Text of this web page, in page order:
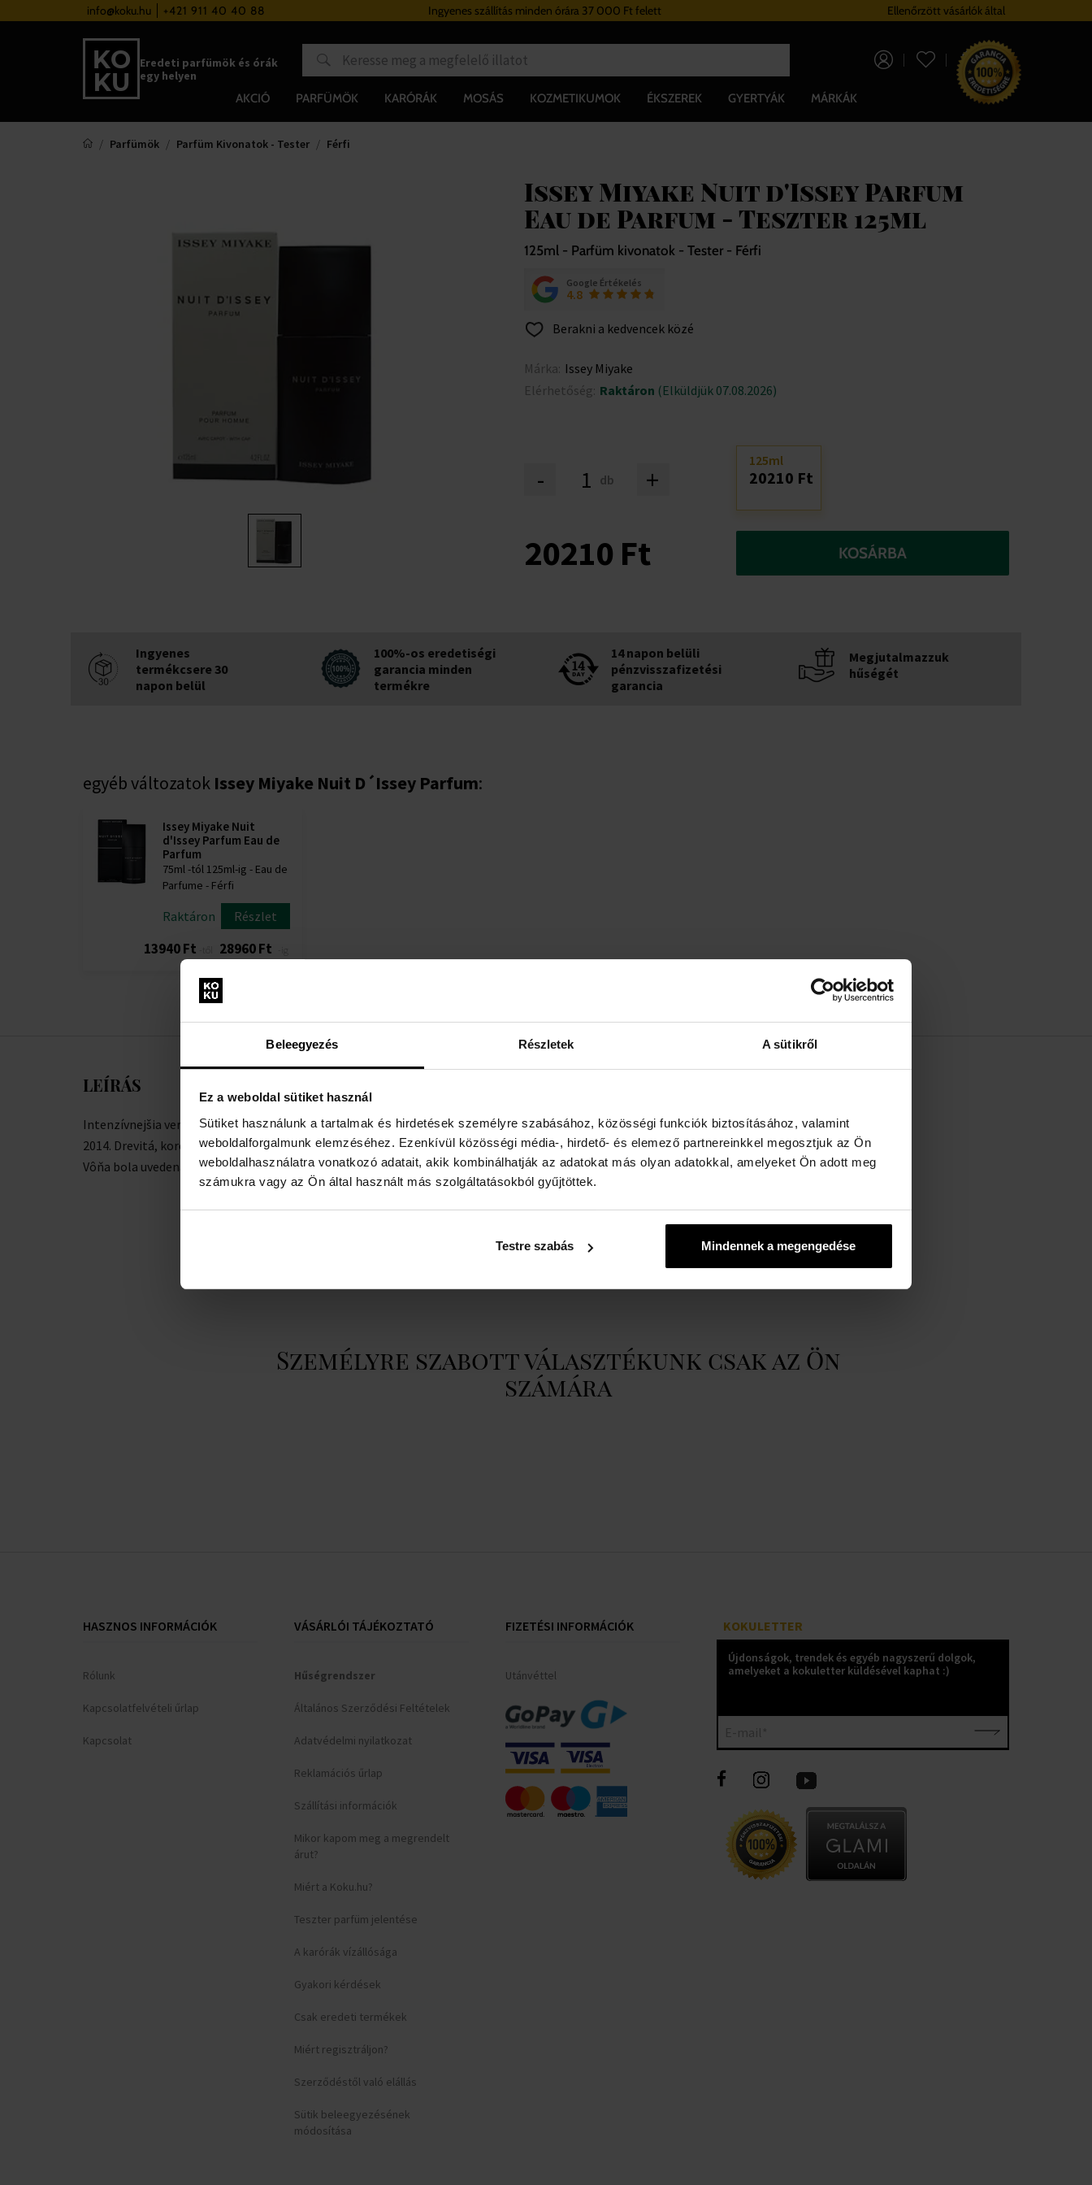
Beleegyezés Részletek A sütikről
Ez a weboldal sütiket használ
Sütiket használunk a tartalmak és hirdetések személyre szabásához, közösségi funkciók biztosításához, valamint
weboldalforgalmunk elemzéséhez. Ezenkívül közösségi média-, hirdető- és elemező partnereinkkel megosztjuk az Ön
weboldalhasználatra vonatkozó adatait, akik kombinálhatják az adatokat más olyan adatokkal, amelyeket Ön adott meg
számukra vagy az Ön által használt más szolgáltatásokból gyűjtöttek.
Testre szabás Mindennek a megengedése
info@koku.hu +421 911 40 40 88
Hűségrendszer Ingyenes szállítás minden órára 37 000 Ft felett Ellenőrzött vásárlók által
Eredeti parfümök és órák
egy helyen
0 Ft
AKCIÓ PARFÜMÖK KARÓRÁK MOSÁS KOZMETIKUMOK ÉKSZEREK GYERTYÁK MÁRKÁK
Parfümök Parfüm Kivonatok - Tester Férfi
Issey Miyake Nuit d'Issey Parfum
Eau de Parfum - Teszter 125ml
125ml - Parfüm kivonatok - Tester - Férfi
Google Értékelés
4.8
Berakni a kedvencek közé
Márka: Issey Miyake
Elérhetőség: Raktáron (Elküldjük 07.08.2026)
- db +
125ml
20210 Ft
20210 Ft KOSÁRBA
Ingyenes
termékcsere 30
napon belül
100%-os eredetiségi
garancia minden
termékre
14 napon belüli
pénzvisszafizetési
garancia
Megjutalmazzuk
hűségét
egyéb változatok Issey Miyake Nuit D´Issey Parfum:
Issey Miyake Nuit
d'Issey Parfum Eau de
Parfum
75ml -tól 125ml-ig - Eau de
Parfume - Férfi
Raktáron Részlet
13940 Ft 28960 Ft
LEÍRÁS
Intenzívnejšia verzia vôňa Nuit D´Issey EDT z roku
2014. Drevitá, korenistá, kožená vôňa pre mužov.
Vôňa bola uvedená na trh v roku 2015.
Nem: férfi
Márka: Issey Miyake
Illatkomponens - fej: rózsaszínű paprika,
Illatkomponens - szív: Bőr, vanília
Shiseido Company, Limited
www.isseymiyake.com
Személyre szabott választékunk csak az Ön
számára
HASZNOS INFORMÁCIÓK
Rólunk
Kapcsolatfelvételi űrlap
Kapcsolat
VÁSÁRLÓI TÁJÉKOZTATÓ
Hűségrendszer
Általános Szerződési Feltételek
Adatvédelmi nyilatkozat
Reklamációs űrlap
Szállítási információk
Mikor kapom meg a megrendelt
árut?
Miért a Koku.hu?
Teszter parfüm jelentése
A karórák vízállósága
Gyakori kérdések
Csak eredeti termékek
Miért regisztráljon?
Szerződéstől való elállás
Sütik beleegyezésének
módosítása
FIZETÉSI INFORMÁCIÓK
Utánvéttel
KOKULETTER
Újdonságok, trendek és egyéb nagyszerű dolgok,
amelyeket a kokuletter küldésével kaphat :)